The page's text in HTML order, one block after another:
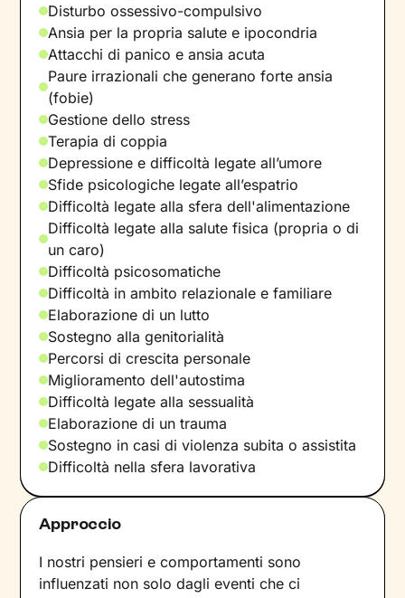
Disturbo ossessivo-compulsivo
Ansia per la propria salute e ipocondria
Attacchi di panico e ansia acuta
Paure irrazionali che generano forte ansia
(fobie)
Gestione dello stress
Terapia di coppia
Depressione e difficoltà legate all’umore
Sfide psicologiche legate all’espatrio
Difficoltà legate alla sfera dell'alimentazione
Difficoltà legate alla salute fisica (propria o di
un caro)
Difficoltà psicosomatiche
Difficoltà in ambito relazionale e familiare
Elaborazione di un lutto
Sostegno alla genitorialità
Percorsi di crescita personale
Miglioramento dell'autostima
Difficoltà legate alla sessualità
Elaborazione di un trauma
Sostegno in casi di violenza subita o assistita
Difficoltà nella sfera lavorativa
Approccio
I nostri pensieri e comportamenti sono
influenzati non solo dagli eventi che ci